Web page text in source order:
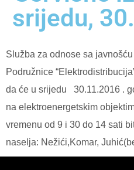
srijedu,
Služba za odnose sa
Podružnice
da će u srijedu
30.11.2016 .
na elektroenergetskim
vremenu od 9 i 30 do 14 sati
naselja: Nežići,Komar,